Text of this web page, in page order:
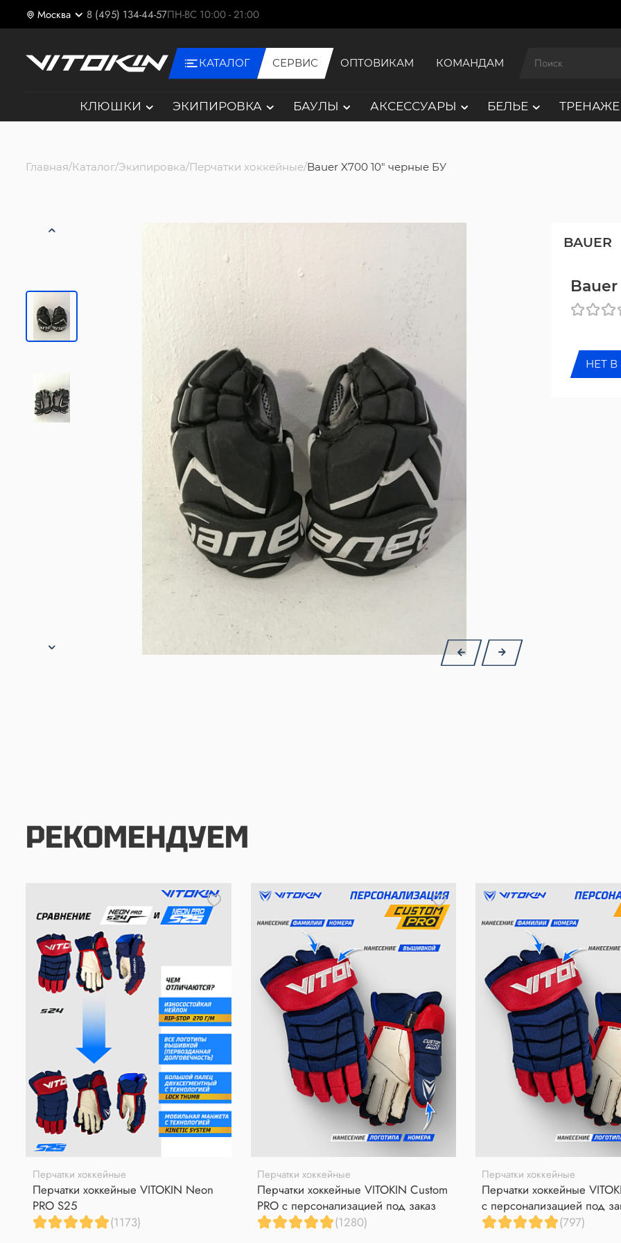
Москва 8 (495) 134-44-57ПН-ВС 10:00 - 21:00
КАТАЛОГ СЕРВИС ОПТОВИКАМ КОМАНДАМ
КЛЮШКИ ЭКИПИРОВКА БАУЛЫ АКСЕССУАРЫ БЕЛЬЕ
Главная Каталог Экипировка Перчатки хоккейные Bauer X700 10" черные БУ
BAUER
НЕТ
РЕКОМЕНДУЕМ
Перчатки хоккейные
Перчатки хоккейные VITOKIN Neon
PRO S25
(1173)
Перчатки хоккейные
Перчатки хоккейные VITOKIN Custom
PRO с персонализацией под заказ
(1280)
Перчатки хоккейные
Перчатки хоккейные
с персонализацией под
(797)